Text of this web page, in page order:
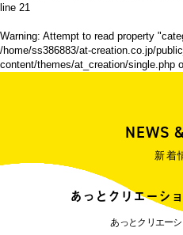
line 21
Warning: Attempt to read property
/home/ss386883/at-creation.co.jp/
content/themes/at_creation/single.php
NEWS
新着
あっとクリエーシ
あっとクリエー